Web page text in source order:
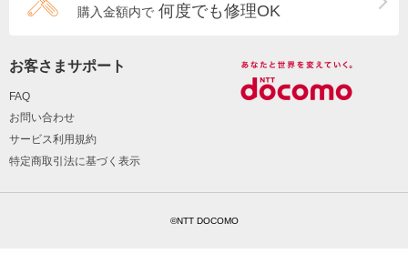
購入金額内で 何度でも修理OK
お客さまサポート
FAQ
お問い合わせ
サービス利用規約
特定商取引法に基づく表示
©NTT DOCOMO